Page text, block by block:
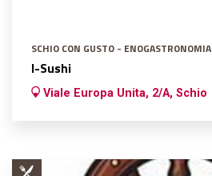
SCHIO CON GUSTO - ENOGASTRONOMIA
I-Sushi
Viale Europa Unita, 2/A, Schio